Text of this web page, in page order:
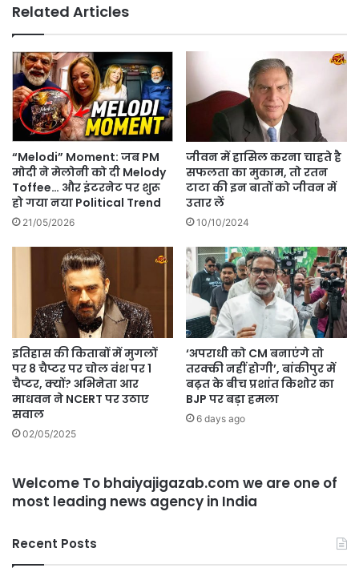
Related Articles
“Melodi” Moment: जब PM
मोदी ने मेलोनी को दी Melody
Toffee… और इंटरनेट पर शुरू
हो गया नया Political Trend
21/05/2026
जीवन में हासिल करना चाहते है
सफलता का मुकाम, तो रतन
टाटा की इन बातों को जीवन में
उतार लें
10/10/2024
इतिहास की किताबों में मुगलों
पर 8 चैप्टर पर चोल वंश पर 1
चैप्टर, क्यों? अभिनेता आर
माधवन ने NCERT पर उठाए
सवाल
02/05/2025
‘अपराधी को CM बनाएंगे तो
तरक्की नहीं होगी’, बांकीपुर में
बढ़त के बीच प्रशांत किशोर का
BJP पर बड़ा हमला
6 days ago
Welcome To bhaiyajigazab.com we are one of
most leading news agency in India
Recent Posts